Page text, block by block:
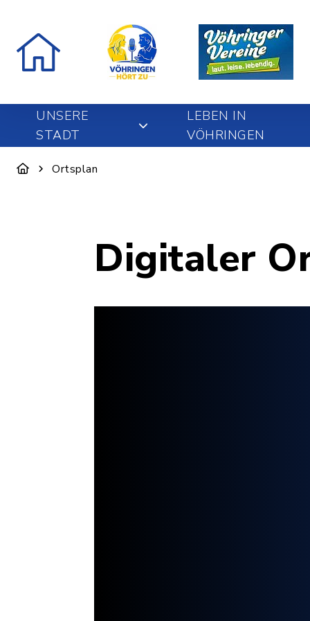
UNSERE
STADT
LEBEN IN
VÖHRINGEN
Ortsplan
Digitaler